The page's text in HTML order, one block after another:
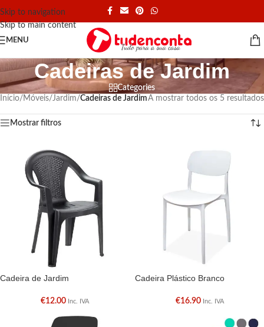
Skip to navigation
Skip to main content
MENU
Cadeiras de Jardim
Categories
Início/ Móveis/Jardim/Cadeiras de JardimA mostrar todos os 5 resultados
Mostrar filtros
Cadeira de Jardim
€12.00 Inc. IVA
Cadeira Plástico Branco
€16.90 Inc. IVA